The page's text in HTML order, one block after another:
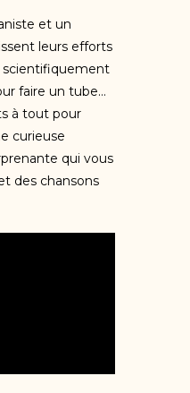
et un
leurs efforts
faire un tube…
à tout pour
curieuse
qui vous
des chansons